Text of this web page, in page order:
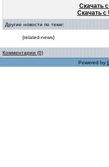
Скачать
Скачать с
Другие новости по теме:
{related-news}
Комментарии (0)
Powered by